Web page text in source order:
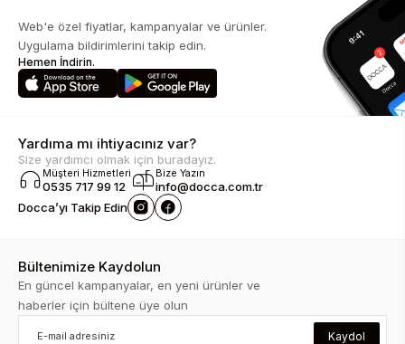
Web'e özel fiyatlar, kampanyalar ve ürünler.
Uygulama bildirimlerini takip edin.
Hemen İndirin.
Yardıma mı ihtiyacınız var?
Size yardımcı olmak için buradayız.
Müşteri Hizmetleri
0535 717 99 12
Bize Yazın
info@docca.com.tr
Docca’yı Takip Edin
Bültenimize Kaydolun
En güncel kampanyalar, en yeni ürünler ve
haberler için bültene üye olun
Kaydol